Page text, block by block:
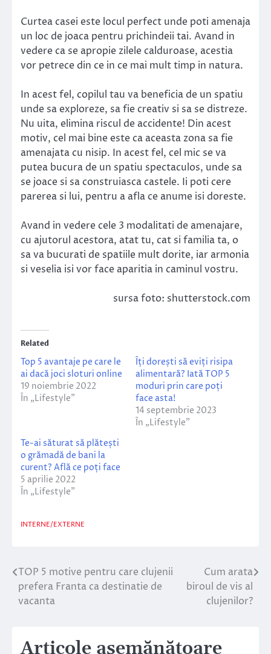
Curtea casei este locul perfect unde poti amenaja
un loc de joaca pentru prichindeii tai. Avand in
vedere ca se apropie zilele calduroase, acestia
vor petrece din ce in ce mai mult timp in natura.
In acest fel, copilul tau va beneficia de un spatiu
unde sa exploreze, sa fie creativ si sa se distreze.
Nu uita, elimina riscul de accidente! Din acest
motiv, cel mai bine este ca aceasta zona sa fie
amenajata cu nisip. In acest fel, cel mic se va
putea bucura de un spatiu spectaculos, unde sa
se joace si sa construiasca castele. Ii poti cere
parerea si lui, pentru a afla ce anume isi doreste.
Avand in vedere cele 3 modalitati de amenajare,
cu ajutorul acestora, atat tu, cat si familia ta, o
sa va bucurati de spatiile mult dorite, iar armonia
si veselia isi vor face aparitia in caminul vostru.
sursa foto: shutterstock.com
Related
Top 5 avantaje pe care le
ai dacă joci sloturi online
19 noiembrie 2022
În „Lifestyle”
Îți dorești să eviți risipa
alimentară? Iată TOP 5
moduri prin care poți
face asta!
14 septembrie 2023
În „Lifestyle”
Te-ai săturat să plătești
o grămadă de bani la
curent? Află ce poți face
5 aprilie 2022
În „Lifestyle”
INTERNE/EXTERNE
Navigare
în
TOP 5 motive pentru care clujenii
prefera Franta ca destinatie de
vacanta
Cum arata
biroul de vis al
clujenilor?
Articole asemănătoare